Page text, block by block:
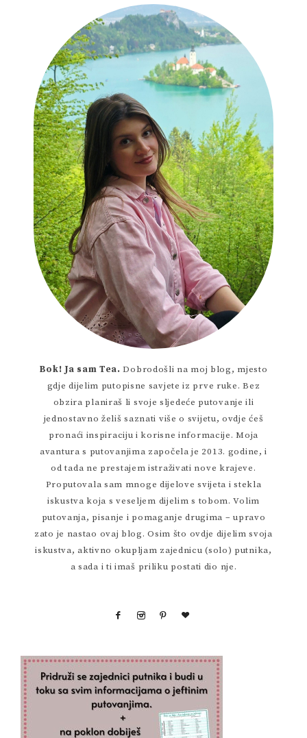
Bok! Ja sam Tea.Dobrodošli na moj blog, mjesto
gdje dijelim putopisne savjete iz prve ruke. Bez
obzira planiraš li svoje sljedeće putovanje ili
jednostavno želiš saznati više o svijetu, ovdje ćeš
pronaći inspiraciju i korisne informacije. Moja
avantura s putovanjima započela je 2013. godine, i
od tada ne prestajem istraživati nove krajeve.
Proputovala sam mnoge dijelove svijeta i stekla
iskustva koja s veseljem dijelim s tobom. Volim
putovanja, pisanje i pomaganje drugima – upravo
zato je nastao ovaj blog. Osim što ovdje dijelim svoja
iskustva, aktivno okupljam zajednicu (solo) putnika,
a sada i ti imaš priliku postati dio nje.